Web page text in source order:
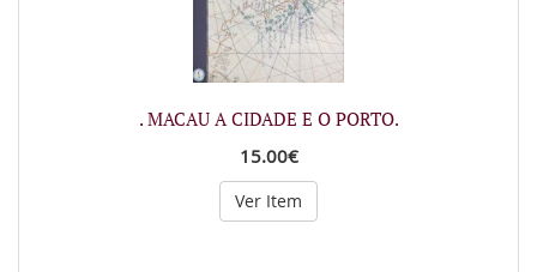
. MACAU A CIDADE E O PORTO.
15.00€
Ver Item